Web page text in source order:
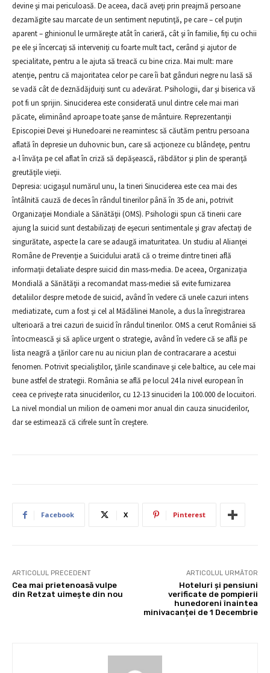
devine şi mai periculoasă. De aceea, dacă aveţi prin preajmă persoane
dezamăgite sau marcate de un sentiment neputinţă, pe care – cel puţin
aparent – ghinionul le urmăreşte atât în carieră, cât şi în familie, fiţi cu ochii
pe ele şi încercaţi să interveniţi cu foarte mult tact, cerând şi ajutor de
specialitate, pentru a le ajuta să treacă cu bine criza. Mai mult: mare
atenţie, pentru că majoritatea celor pe care îi bat gânduri negre nu lasă să
se vadă cât de deznădăjduiţi sunt cu adevărat. Psihologii, dar şi biserica vă
pot fi un sprijin. Sinuciderea este considerată unul dintre cele mai mari
păcate, eliminând aproape toate şanse de mântuire. Reprezentanţii
Episcopiei Devei şi Hunedoarei ne reamintesc să căutăm pentru persoana
aflată în depresie un duhovnic bun, care să acţioneze cu blândeţe, pentru
a-l învăţa pe cel aflat în criză să depăşească, răbdător şi plin de speranţă
greutăţile vieţii.
Depresia: ucigaşul numărul unu, la tineri Sinuciderea este cea mai des
întâlnită cauză de deces în rândul tinerilor până în 35 de ani, potrivit
Organizaţiei Mondiale a Sănătăţii (OMS). Psihologii spun că tinerii care
ajung la suicid sunt destabilizaţi de eşecuri sentimentale şi grav afectaţi de
singurătate, aspecte la care se adaugă imaturitatea. Un studiu al Alianţei
Române de Prevenţie a Suicidului arată că o treime dintre tineri află
informaţii detaliate despre suicid din mass-media. De aceea, Organizaţia
Mondială a Sănătăţii a recomandat mass-mediei să evite furnizarea
detaliilor despre metode de suicid, având în vedere că unele cazuri intens
mediatizate, cum a fost şi cel al Mădălinei Manole, a dus la înregistrarea
ulterioară a trei cazuri de suicid în rândul tinerilor. OMS a cerut României să
întocmească şi să aplice urgent o strategie, având în vedere că se află pe
lista neagră a ţărilor care nu au niciun plan de contracarare a acestui
fenomen. Potrivit specialiştilor, ţările scandinave şi cele baltice, au cele mai
bune astfel de strategii. România se află pe locul 24 la nivel european în
ceea ce priveşte rata sinuciderilor, cu 12-13 sinucideri la 100.000 de locuitori.
La nivel mondial un milion de oameni mor anual din cauza sinuciderilor,
dar se estimează că cifrele sunt în creştere.
Facebook X Pinterest
ARTICOLUL PRECEDENT
Cea mai prietenoasă vulpe
din Retzat uimește din nou
ARTICOLUL URMĂTOR
Hoteluri și pensiuni
verificate de pompierii
hunedoreni înaintea
minivacanței de 1 Decembrie